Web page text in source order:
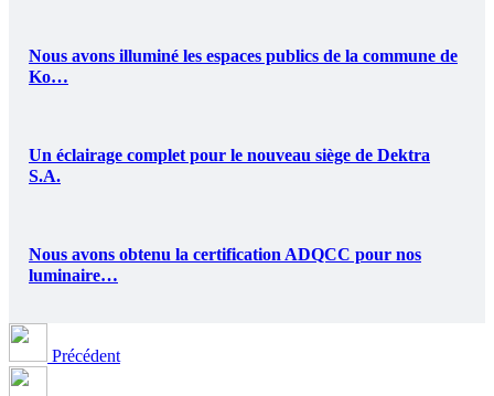
Nous avons illuminé les espaces publics de la commune de
Ko…
Un éclairage complet pour le nouveau siège de Dektra
S.A.
Nous avons obtenu la certification ADQCC pour nos
luminaire…
Précédent